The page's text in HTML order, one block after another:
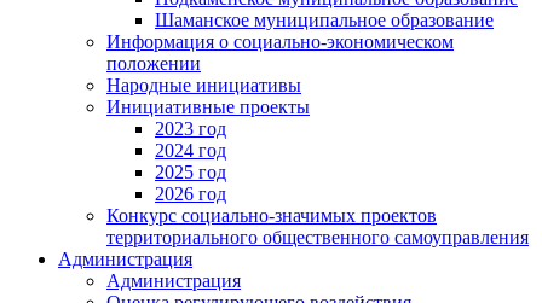
Шаманское муниципальное образование
Информация о социально-экономическом
положении
Народные инициативы
Инициативные проекты
2023 год
2024 год
2025 год
2026 год
Конкурс социально-значимых проектов
территориального общественного самоуправления
Администрация
Администрация